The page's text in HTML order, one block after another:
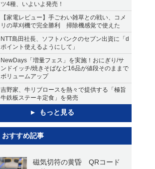
ツ4種、いよいよ発売！
【家電レビュー】手ごわい雑草との戦い、コメ
リの草刈機で完全勝利 掃除機感覚で使えた
NTT島田社長、ソフトバンクのセブン出資に「d
ポイント使えるようにして」
NewDays「増量フェス」を実施！おにぎり/サ
ンドイッチ/焼きそばなど16品が値段そのままで
ボリュームアップ
吉野家、牛リブロースを熱々で提供する「極旨
牛鉄板ステーキ定食」を発売
もっと見る
おすすめ記事
磁気切符の黄昏 QRコード